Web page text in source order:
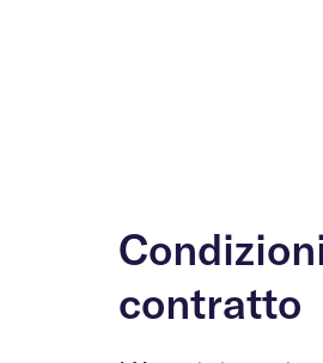
contratto